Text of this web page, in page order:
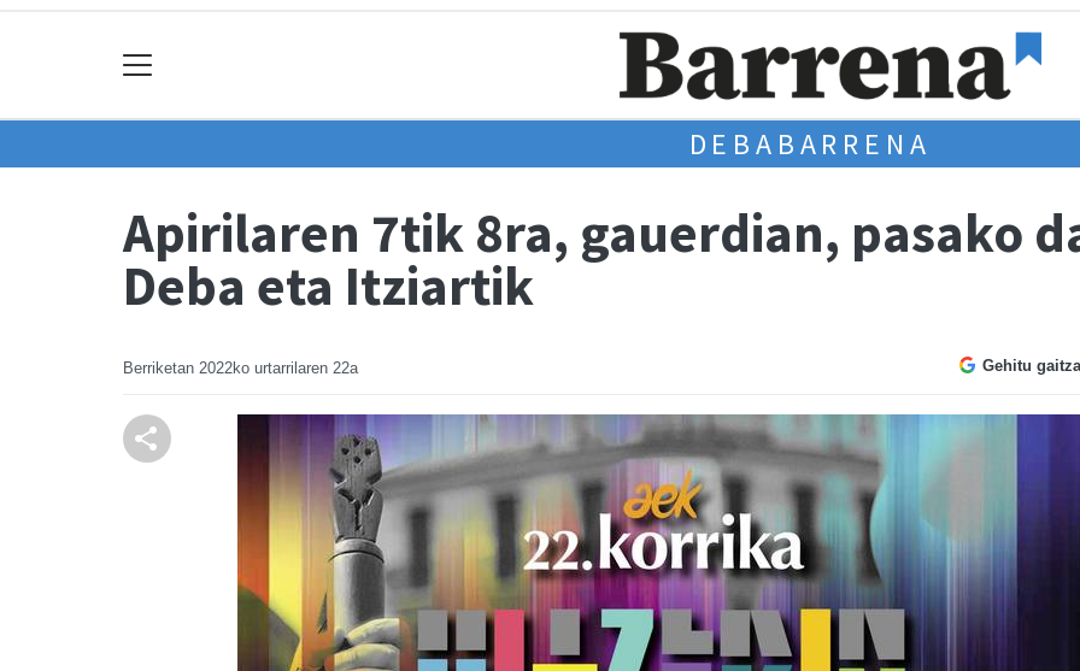
DEBABARRENA
Apirilaren 7tik 8ra, gauerdian, pasako
Deba eta Itziartik
Berriketan 2022ko urtarrilaren 22a Gehitu